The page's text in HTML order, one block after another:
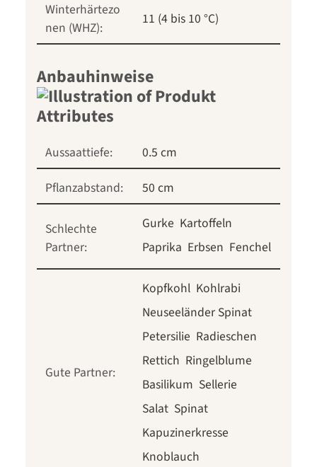
Winterhärtezo
nen (WHZ):
11 (4 bis 10 °C)
Anbauhinweise
Aussaattiefe:
0.5 cm
Pflanzabstand:
50 cm
Schlechte
Partner:
Gurke Kartoffeln
Paprika Erbsen Fenchel
Gute Partner:
Kopfkohl Kohlrabi
Neuseeländer Spinat
Petersilie Radieschen
Rettich Ringelblume
Basilikum Sellerie
Salat Spinat
Kapuzinerkresse
Knoblauch